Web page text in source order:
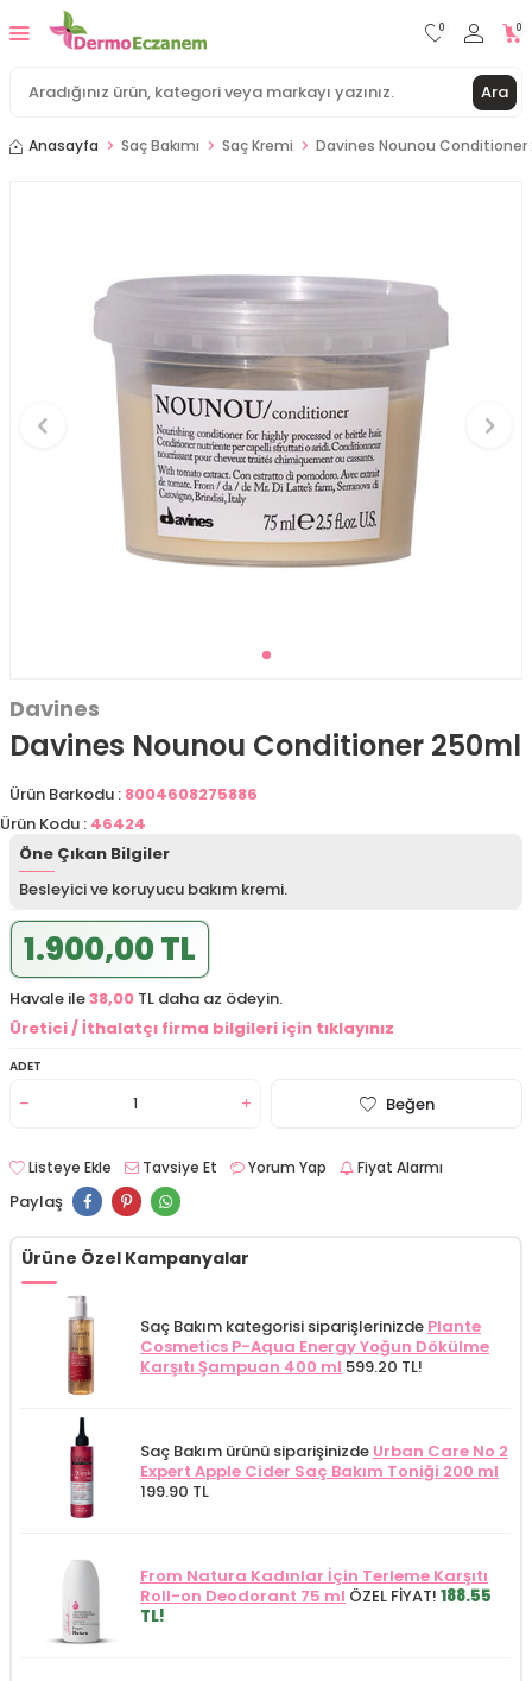
Ara
0 0
Anasayfa Saç Bakımı Saç Kremi Davines Nounou Conditioner
Davines
Davines Nounou Conditioner 250ml
Ürün Barkodu : 8004608275886
Ürün Kodu : 46424
Öne Çıkan Bilgiler
Besleyici ve koruyucu bakım kremi.
1.900,00 TL
Havale ile38,00 TL daha az ödeyin.
Üretici / İthalatçı firma bilgileri için tıklayınız
ADET
Beğen
Listeye Ekle Tavsiye Et Yorum Yap Fiyat Alarmı
Paylaş
Ürüne Özel Kampanyalar
Saç Bakım kategorisi siparişlerinizde Plante
Cosmetics P-Aqua Energy Yoğun Dökülme
Karşıtı Şampuan 400 ml 599.20 TL!
Saç Bakım ürünü siparişinizde Urban Care No 2
Expert Apple Cider Saç Bakım Toniği 200 ml
199.90 TL
From Natura Kadınlar İçin Terleme Karşıtı
Roll-on Deodorant 75 ml ÖZEL FİYAT! 188.55
TL!